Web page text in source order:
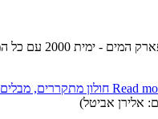
:) מחכים כבר לפעם הבאה :) מילה של "אמא נגה".…